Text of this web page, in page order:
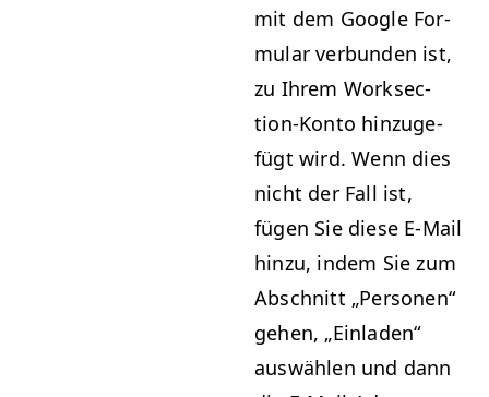
mit dem Google For­
mu­lar ver­bun­den ist,
zu Ihrem Work­sec­
tion-Kon­to hinzuge­
fügt wird. Wenn dies
nicht der Fall ist,
fügen Sie diese E‑Mail
hinzu, indem Sie zum
Abschnitt „Per­so­n­en“
gehen, „Ein­laden“
auswählen und dann